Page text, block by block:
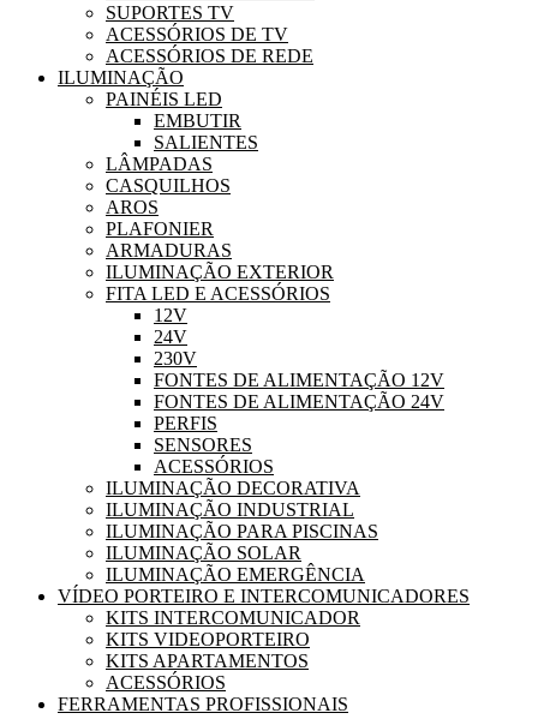
SUPORTES TV
ACESSÓRIOS DE TV
ACESSÓRIOS DE REDE
ILUMINAÇÃO
PAINÉIS LED
EMBUTIR
SALIENTES
LÂMPADAS
CASQUILHOS
AROS
PLAFONIER
ARMADURAS
ILUMINAÇÃO EXTERIOR
FITA LED E ACESSÓRIOS
12V
24V
230V
FONTES DE ALIMENTAÇÃO 12V
FONTES DE ALIMENTAÇÃO 24V
PERFIS
SENSORES
ACESSÓRIOS
ILUMINAÇÃO DECORATIVA
ILUMINAÇÃO INDUSTRIAL
ILUMINAÇÃO PARA PISCINAS
ILUMINAÇÃO SOLAR
ILUMINAÇÃO EMERGÊNCIA
VÍDEO PORTEIRO E INTERCOMUNICADORES
KITS INTERCOMUNICADOR
KITS VIDEOPORTEIRO
KITS APARTAMENTOS
ACESSÓRIOS
FERRAMENTAS PROFISSIONAIS